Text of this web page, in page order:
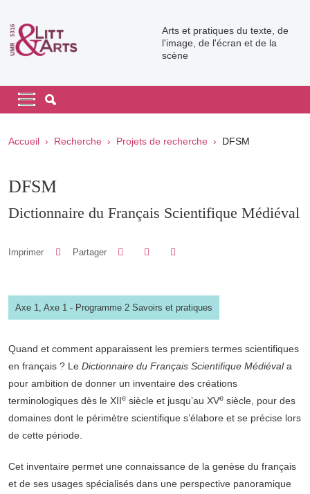
Arts et pratiques du texte, de
l'image, de l'écran et de la
scène
Navigation principale
Navigation principale mobile
Fil d'Ariane
Accueil Recherche Projets de recherche DFSM
DFSM
Dictionnaire du Français Scientifique Médiéval
Imprimer Partager Partager sur Facebook
Partager sur LinkedIn
Axe 1, Axe 1 - Programme 2 Savoirs et pratiques
Quand et comment apparaissent les premiers termes scientifiques
en français ? Le Dictionnaire du Français Scientifique Médiévala
pour ambition de donner un inventaire des créations
terminologiques dès le XIIe siècle et jusqu’au XVe siècle, pour des
domaines dont le périmètre scientifique s’élabore et se précise lors
de cette période.
Cet inventaire permet une connaissance de la genèse du français
et de ses usages spécialisés dans une perspective panoramique